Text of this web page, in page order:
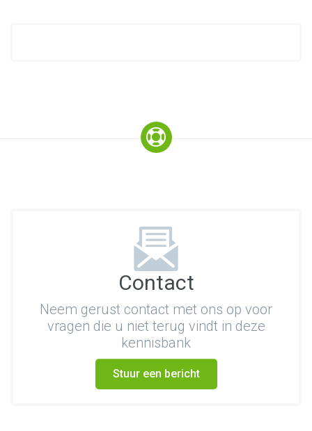
Contact
Neem gerust contact met ons op voor
vragen die u niet terug vindt in deze
kennisbank
Stuur een bericht